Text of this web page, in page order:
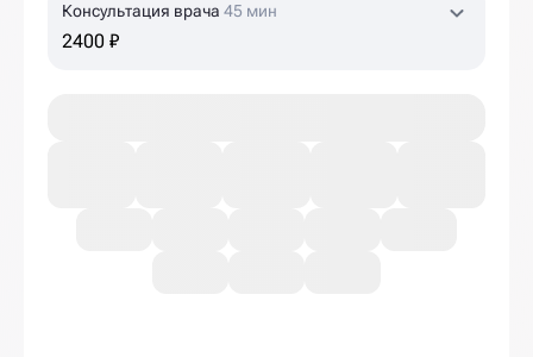
Консультация врача 45 мин
2400 ₽